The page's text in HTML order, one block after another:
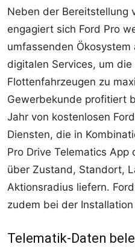
Neben der Bereitstellung
engagiert sich Ford Pro
umfassenden
digitalen Services, um
Flottenfahrzeugen zu
Gewerbekunde profitiert
Jahr von kostenlosen
Diensten, die in
Pro Drive Telematics
über Zustand, Standort,
Aktionsradius liefern.
zudem bei der
Telematik-Daten